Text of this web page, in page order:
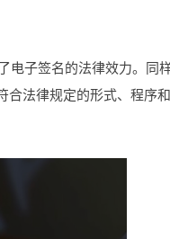
子签名的法律效力。同样
合法律规定的形式、程序